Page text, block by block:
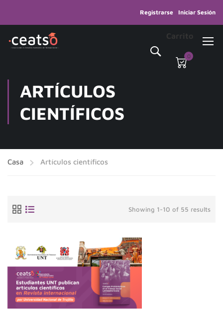
Registrarse Iniciar Sesión
Carrito
0
ARTÍCULOS
CIENTÍFICOS
Casa Artículos científicos
Showing 1-10 of 55 results